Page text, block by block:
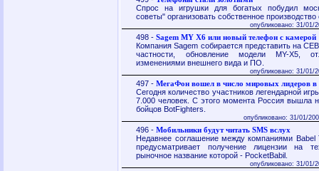
Спрос на игрушки для богатых побудил
советы" организовать собственное
опубликовано: 31/01/
498 -Sagem MY X6 или новый телефон с камерой
Компания Sagem собирается представить на
частности, обновление модели MY-X5,
изменениями внешнего вида и ПО.
опубликовано: 31/01/
497 -МегаФон вошел в число мировых лидеров в
Сегодня количество участников легендарной
7.000 человек. С этого момента Россия вышла
бойцов BotFighters.
опубликовано: 31/01/
496 -Мобильники будут читать SMS вслух
Недавнее соглашение между компаниями Babel
предусматривает получение лицензии на
рыночное название которой - PocketBabil.
опубликовано: 31/01/